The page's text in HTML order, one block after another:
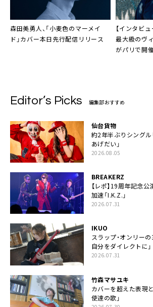
森田美勇人、「小麦色のマーメイ
ド」カバー本日先行配信リリース
【インタビ
最大級のヴ
がパリで開
Editor’s Picks 編集部おすすめ
仙台貨物
約2年半ぶりシングル
あげだい」
2026.08.05
BREAKERZ
【レポ】19周年記念
加速「I.K.Z.」
2026.07.31
IKUO
スラップ・オンリー
自分をダイレクトに」
2026.07.31
竹森マサユキ
カバーを超えた表現
使達の歌」